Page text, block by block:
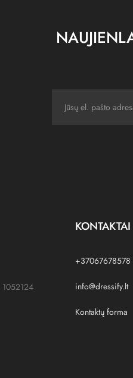
1052124
KONTAKTAI
+37067678578
info@dressify.lt
Kontaktų forma